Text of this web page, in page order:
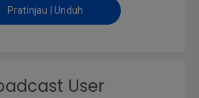
Pratinjau | Unduh
User